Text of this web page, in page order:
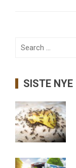
Search
SISTE NYE